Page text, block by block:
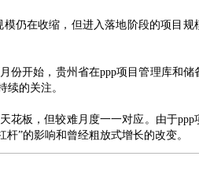
仍在收缩，但进入落地阶段的项目规
份开始，贵州省在ppp项目管理库和储
的关注。
花板，但较难月度一一对应。由于ppp
”的影响和曾经粗放式增长的改变。